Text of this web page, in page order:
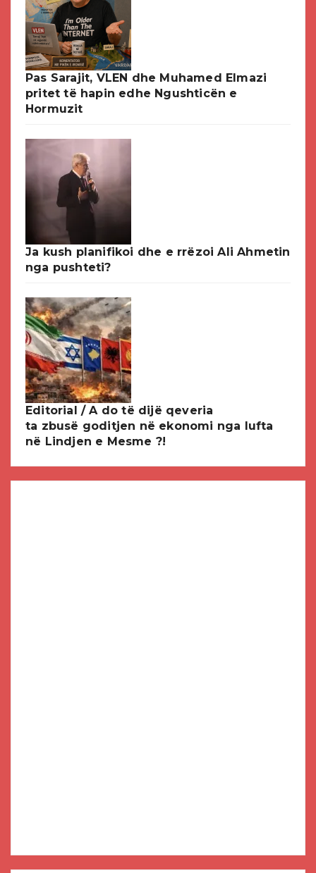
Pas Sarajit, VLEN dhe Muhamed Elmazi
pritet të hapin edhe Ngushticën e
Hormuzit
Ja kush planifikoi dhe e rrëzoi Ali Ahmetin
nga pushteti?
Editorial / A do të dijë qeveria
ta zbusë goditjen në ekonomi nga lufta
në Lindjen e Mesme ?!